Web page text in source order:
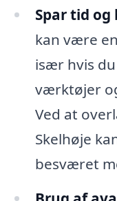
Spar tid
kan være
især hvis
værktøjer
Ved at
Skelhøje
besværet